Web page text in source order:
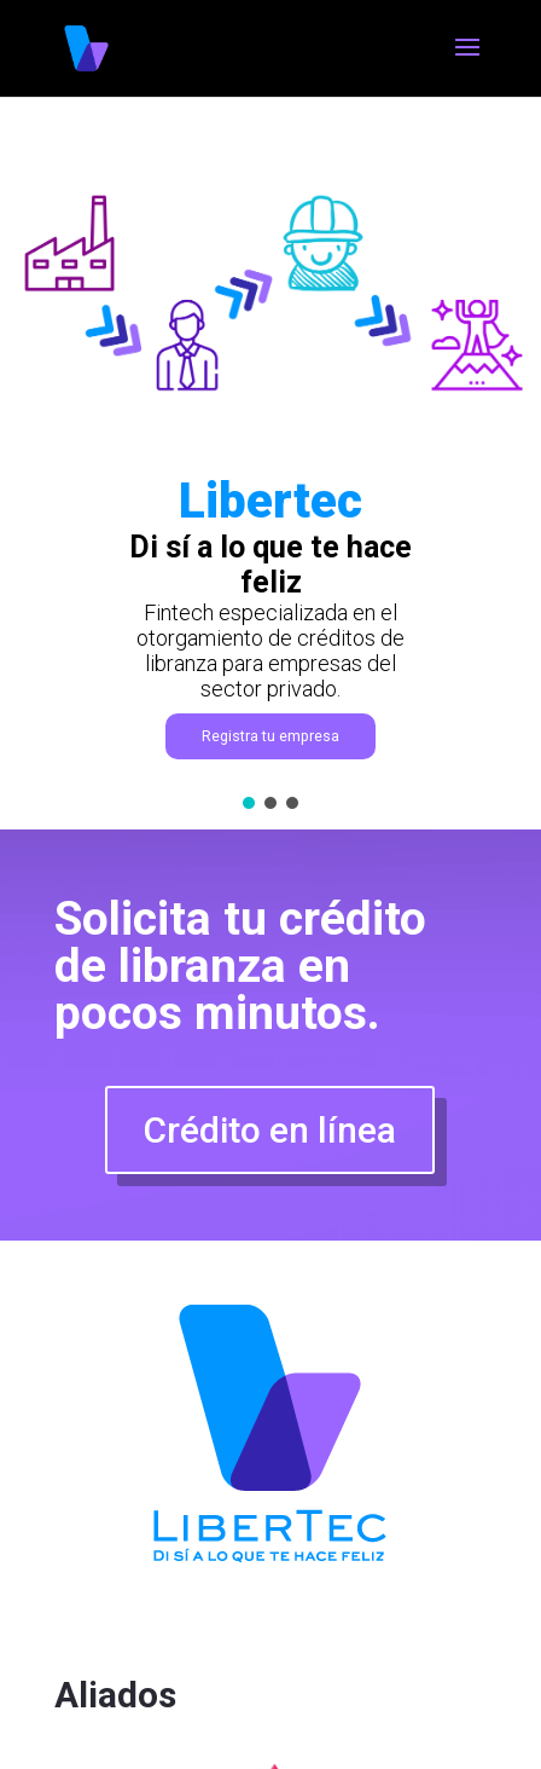
Libertec
Di sí a lo que te hace
feliz
Fintech especializada en el
otorgamiento de créditos de
libranza para empresas del
sector privado.
Registra tu empresa
Solicita tu crédito
de libranza en
pocos minutos.
Crédito en línea
Aliados